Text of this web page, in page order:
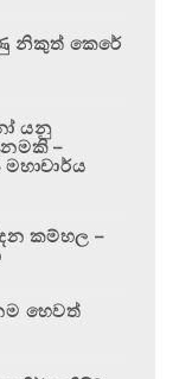
නිකුත් කෙරේ
යනු
–
කම්හල –
හෙවත්